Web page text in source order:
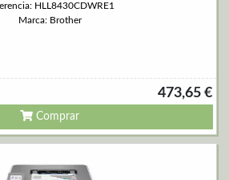
HLL8430CDWRE1
Marca: Brother
473,65 €
Comprar